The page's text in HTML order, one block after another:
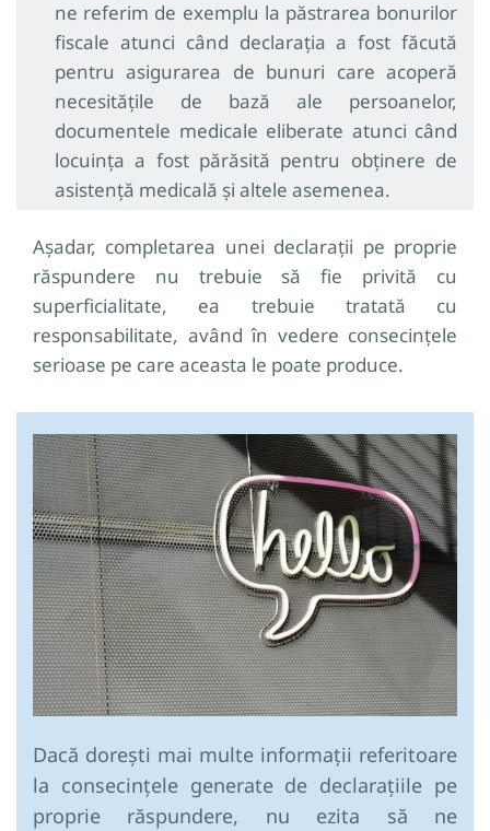
ne referim de exemplu la păstrarea bonurilor
fiscale atunci când declarația a fost făcută
pentru asigurarea de bunuri care acoperă
necesitățile de bază ale persoanelor,
documentele medicale eliberate atunci când
locuința a fost părăsită pentru obținere de
asistență medicală și altele asemenea.
Așadar, completarea unei declarații pe proprie
răspundere nu trebuie să fie privită cu
superficialitate, ea trebuie tratată cu
responsabilitate, având în vedere consecințele
serioase pe care aceasta le poate produce.
Dacă dorești mai multe informații referitoare
la consecințele generate de declarațiile pe
proprie răspundere, nu ezita să ne